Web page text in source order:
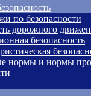
по безопасности
дорожного
безопасность
нормы и нормы